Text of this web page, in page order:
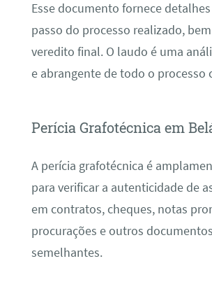
Esse documento fornece
passo do processo realizado,
veredito final. O laudo é uma
e abrangente de todo o processo
Perícia Grafotécnica em
A perícia grafotécnica é
para verificar a autenticidade de
em contratos, cheques, notas
procurações e outros documentos
semelhantes.